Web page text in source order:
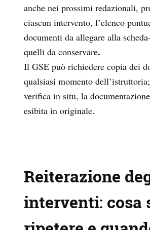
anche nei prossimi redazionali,
ciascun intervento, l’elenco
documenti da allegare alla
quelli da conservare.
Il GSE può richiedere copia dei
qualsiasi momento
verifica in situ, la
esibita in originale.
Reiterazione
interventi: cosa